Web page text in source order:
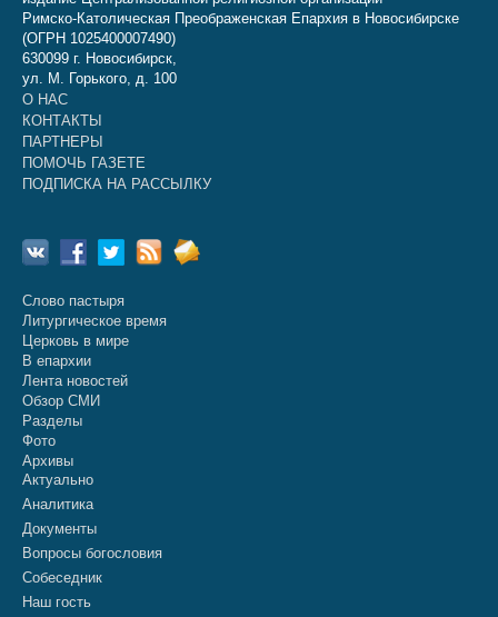
Римско-Католическая Преображенская Епархия в Новосибирске
(ОГРН 1025400007490)
630099 г. Новосибирск,
ул. М. Горького, д. 100
О НАС
КОНТАКТЫ
ПАРТНЕРЫ
ПОМОЧЬ ГАЗЕТЕ
ПОДПИСКА НА РАССЫЛКУ
Слово пастыря
Литургическое время
Церковь в мире
В епархии
Лента новостей
Обзор СМИ
Разделы
Фото
Архивы
Актуально
Аналитика
Документы
Вопросы богословия
Собеседник
Наш гость